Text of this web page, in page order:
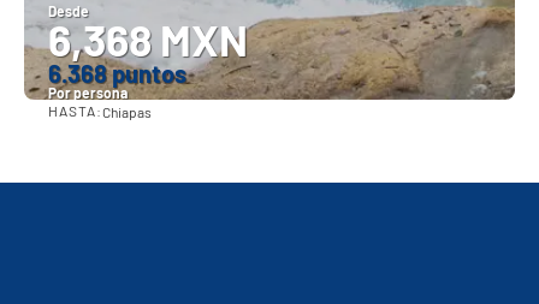
Desde
6,368 MXN
6.368 puntos
Por persona
HASTA:Chiapas